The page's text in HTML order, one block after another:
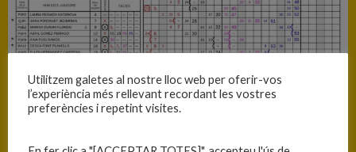
Utilitzem galetes al nostre lloc web per oferir-vos
l’experiència més rellevant recordant les vostres
preferències i repetint visites.